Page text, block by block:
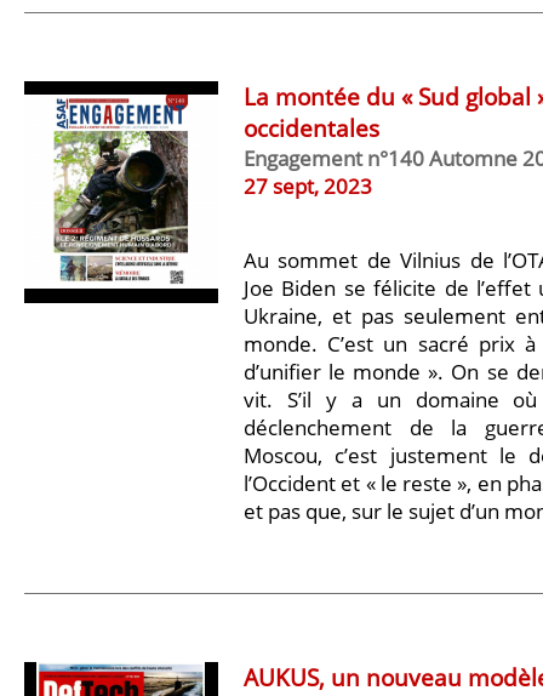
La montée du « Sud
occidentales
Engagement n°140 Automne
27 sept, 2023
Au sommet de Vilnius de
Joe Biden se félicite de
Ukraine, et pas seulement
monde. C’est un sacré prix
d’unifier le monde ». On se
vit. S’il y a un domaine
déclenchement de la
Moscou, c’est justement le
l’Occident et « le reste », en
et pas que, sur le sujet d’un
AUKUS, un nouveau